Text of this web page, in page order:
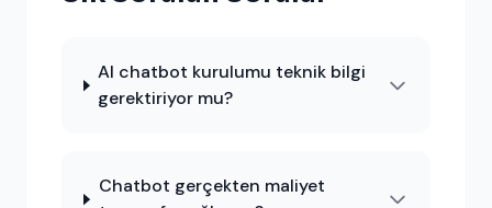
AI chatbot kurulumu teknik bilgi
gerektiriyor mu?
Chatbot gerçekten maliyet